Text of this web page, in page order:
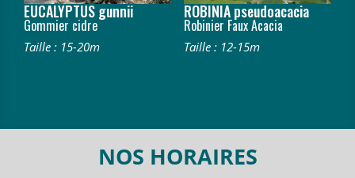
EUCALYPTUS gunnii
Gommier cidre
Taille : 15-20m
ROBINIA pseudoacacia
Robinier Faux Acacia
Taille : 12-15m
NOS HORAIRES